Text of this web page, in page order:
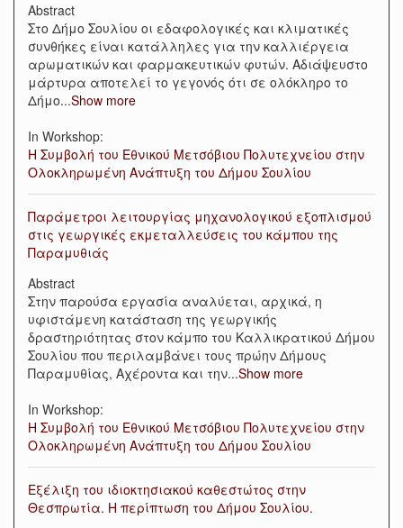
Abstract
Στο Δήμο Σουλίου οι εδαφολογικές και κλιματικές
συνθήκες είναι κατάλληλες για την καλλιέργεια
αρωματικών και φαρμακευτικών φυτών. Αδιάψευστο
μάρτυρα αποτελεί το γεγονός ότι σε ολόκληρο το
Δήμο...Show more
In Workshop:
Η Συμβολή του Εθνικού Μετσόβιου Πολυτεχνείου στην
Ολοκληρωμένη Ανάπτυξη του Δήμου Σουλίου
Παράμετροι λειτουργίας μηχανολογικού εξοπλισμού
στις γεωργικές εκμεταλλεύσεις του κάμπου της
Παραμυθιάς
Abstract
Στην παρούσα εργασία αναλύεται, αρχικά, η
υφιστάμενη κατάσταση της γεωργικής
δραστηριότητας στον κάμπο του Kαλλικρατικού Δήμου
Σουλίου που περιλαμβάνει τους πρώην Δήμους
Παραμυθίας, Αχέροντα και την...Show more
In Workshop:
Η Συμβολή του Εθνικού Μετσόβιου Πολυτεχνείου στην
Ολοκληρωμένη Ανάπτυξη του Δήμου Σουλίου
Εξέλιξη του ιδιοκτησιακού καθεστώτος στην
Θεσπρωτία. Η περίπτωση του Δήμου Σουλίου.